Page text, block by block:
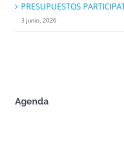
PRESUPUESTOS
3 junio, 2026
Agenda